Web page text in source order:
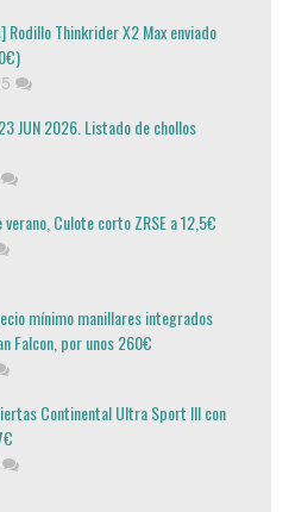
Rodillo Thinkrider X2 Max enviado
JUN 2026. Listado de chollos
Culote corto ZRSE a 12,5€
mínimo manillares integrados
Falcon, por unos 260€
Continental Ultra Sport III con